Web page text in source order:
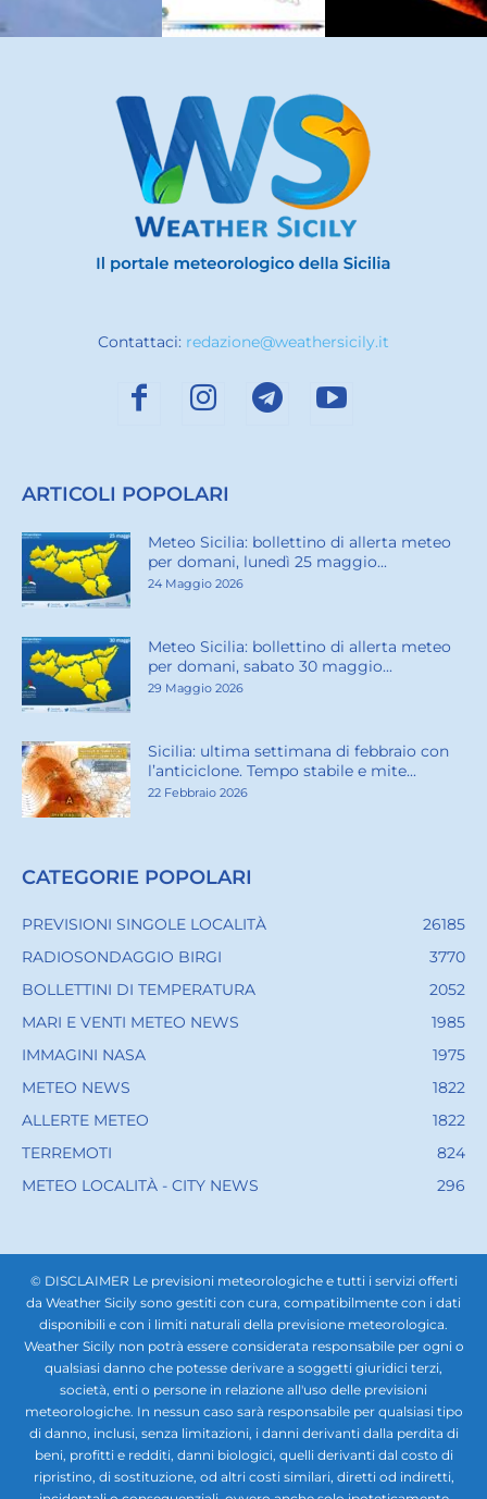
Contattaci: redazione@weathersicily.it
ARTICOLI POPOLARI
Meteo Sicilia: bollettino di allerta meteo
per domani, lunedì 25 maggio...
24 Maggio 2026
Meteo Sicilia: bollettino di allerta meteo
per domani, sabato 30 maggio...
29 Maggio 2026
Sicilia: ultima settimana di febbraio con
l’anticiclone. Tempo stabile e mite...
22 Febbraio 2026
CATEGORIE POPOLARI
PREVISIONI SINGOLE LOCALITÀ
26185
RADIOSONDAGGIO BIRGI
3770
BOLLETTINI DI TEMPERATURA
2052
MARI E VENTI METEO NEWS
1985
IMMAGINI NASA
1975
METEO NEWS
1822
ALLERTE METEO
1822
TERREMOTI
824
METEO LOCALITÀ - CITY NEWS
296
© DISCLAIMER Le previsioni meteorologiche e tutti i servizi offerti
da Weather Sicily sono gestiti con cura, compatibilmente con i dati
disponibili e con i limiti naturali della previsione meteorologica.
Weather Sicily non potrà essere considerata responsabile per ogni o
qualsiasi danno che potesse derivare a soggetti giuridici terzi,
società, enti o persone in relazione all'uso delle previsioni
meteorologiche. In nessun caso sarà responsabile per qualsiasi tipo
di danno, inclusi, senza limitazioni, i danni derivanti dalla perdita di
beni, profitti e redditi, danni biologici, quelli derivanti dal costo di
ripristino, di sostituzione, od altri costi similari, diretti od indiretti,